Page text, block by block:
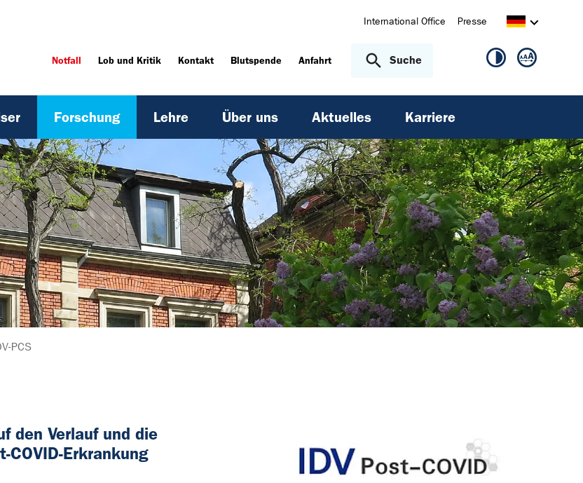
International Office Presse
Notfall Lob und Kritik Kontakt Blutspende Anfahrt Suche
Forschung Lehre Über uns Aktuelles Karriere
PCS
den Verlauf und die
Erkrankung